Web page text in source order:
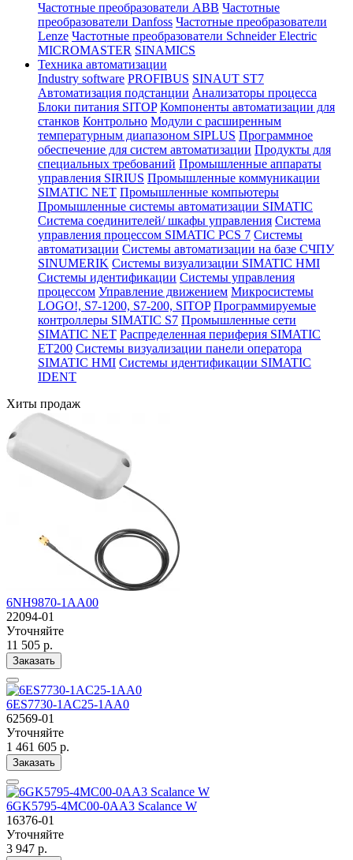
Частотные преобразователи ABB Частотные
преобразователи Danfoss Частотные преобразователи
Lenze Частотные преобразователи Schneider Electric
MICROMASTER SINAMICS
Техника автоматизации
Industry software PROFIBUS SINAUT ST7
Автоматизация подстанции Анализаторы процесса
Блоки питания SITOP Компоненты автоматизации для
станков Контрольно Модули с расширенным
температурным диапазоном SIPLUS Программное
обеспечение для систем автоматизации Продукты для
специальных требований Промышленные аппараты
управления SIRIUS Промышленные коммуникации
SIMATIC NET Промышленные компьютеры
Промышленные системы автоматизации SIMATIC
Система соединителей/ шкафы управления Система
управления процессом SIMATIC PCS 7 Системы
автоматизации Системы автоматизации на базе СЧПУ
SINUMERIK Системы визуализации SIMATIC HMI
Системы идентификации Системы управления
процессом Управление движением Микросистемы
LOGO!, S7-1200, S7-200, SITOP Программируемые
контроллеры SIMATIC S7 Промышленные сети
SIMATIC NET Распределенная периферия SIMATIC
ET200 Системы визуализации панели оператора
SIMATIC HMI Системы идентификации SIMATIC
IDENT
Хиты продаж
6NH9870-1AA00
22094-01
Уточняйте
11 505 р.
Заказать
6ES7730-1AC25-1AA0
62569-01
Уточняйте
1 461 605 р.
Заказать
6GK5795-4MC00-0AA3 Scalance W
16376-01
Уточняйте
3 947 р.